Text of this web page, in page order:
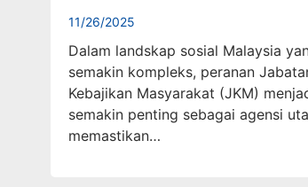
11/26/2025
Dalam landskap sosial Malaysia
semakin kompleks, peranan
Kebajikan Masyarakat (JKM)
semakin penting sebagai agensi
memastikan…